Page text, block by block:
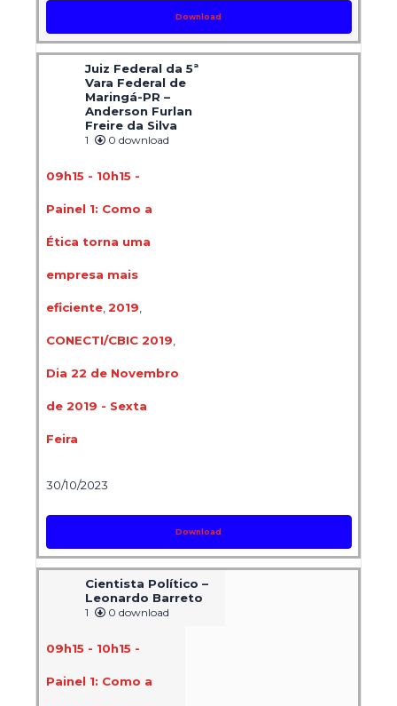
Download
Juiz Federal da 5ª
Vara Federal de
Maringá-PR –
Anderson Furlan
Freire da Silva
1 0 download
09h15 - 10h15 -
Painel 1: Como a
Ética torna uma
empresa mais
eficiente, 2019
CONECTI/CBIC 2019
Dia 22 de Novembro
de 2019 - Sexta
Feira
30/10/2023
Download
Cientista Político –
Leonardo Barreto
1 0 download
09h15 - 10h15 -
Painel 1: Como a